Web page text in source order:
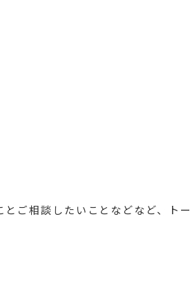
ご相談したいことなどなど、トー